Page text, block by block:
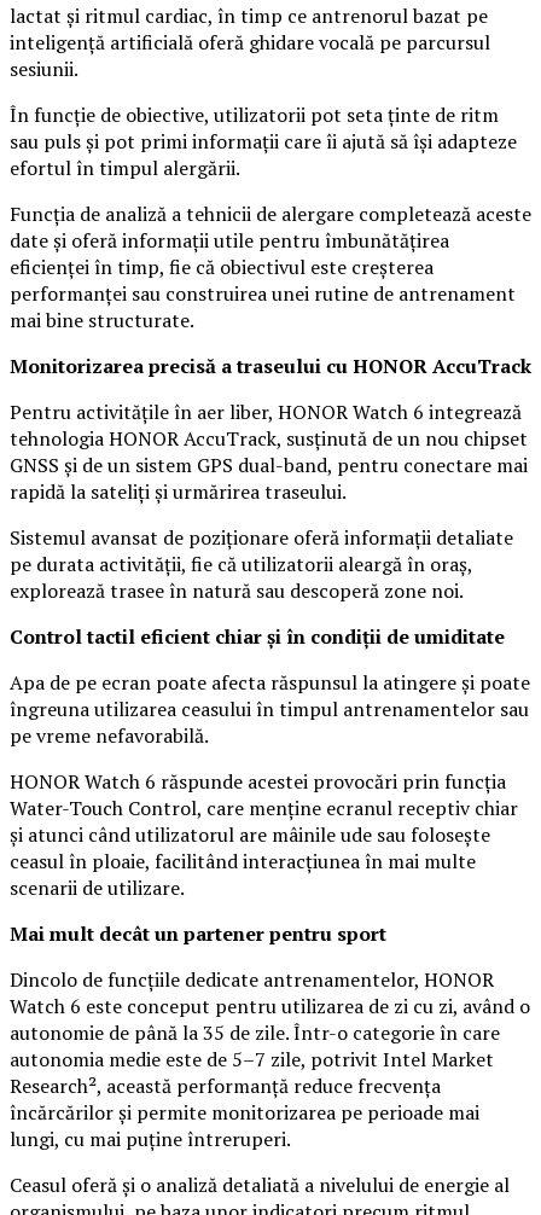
lactat și ritmul cardiac, în timp ce antrenorul bazat pe
inteligență artificială oferă ghidare vocală pe parcursul
sesiunii.
În funcție de obiective, utilizatorii pot seta ținte de ritm
sau puls și pot primi informații care îi ajută să își adapteze
efortul în timpul alergării.
Funcția de analiză a tehnicii de alergare completează aceste
date și oferă informații utile pentru îmbunătățirea
eficienței în timp, fie că obiectivul este creșterea
performanței sau construirea unei rutine de antrenament
mai bine structurate.
Monitorizarea precisă a traseului cu HONOR AccuTrack
Pentru activitățile în aer liber, HONOR Watch 6 integrează
tehnologia HONOR AccuTrack, susținută de un nou chipset
GNSS și de un sistem GPS dual-band, pentru conectare mai
rapidă la sateliți și urmărirea traseului.
Sistemul avansat de poziționare oferă informații detaliate
pe durata activității, fie că utilizatorii aleargă în oraș,
explorează trasee în natură sau descoperă zone noi.
Control tactil eficient chiar și în condiții de umiditate
Apa de pe ecran poate afecta răspunsul la atingere și poate
îngreuna utilizarea ceasului în timpul antrenamentelor sau
pe vreme nefavorabilă.
HONOR Watch 6 răspunde acestei provocări prin funcția
Water-Touch Control, care menține ecranul receptiv chiar
și atunci când utilizatorul are mâinile ude sau folosește
ceasul în ploaie, facilitând interacțiunea în mai multe
scenarii de utilizare.
Mai mult decât un partener pentru sport
Dincolo de funcțiile dedicate antrenamentelor, HONOR
Watch 6 este conceput pentru utilizarea de zi cu zi, având o
autonomie de până la 35 de zile. Într-o categorie în care
autonomia medie este de 5–7 zile, potrivit Intel Market
Research², această performanță reduce frecvența
încărcărilor și permite monitorizarea pe perioade mai
lungi, cu mai puține întreruperi.
Ceasul oferă și o analiză detaliată a nivelului de energie al